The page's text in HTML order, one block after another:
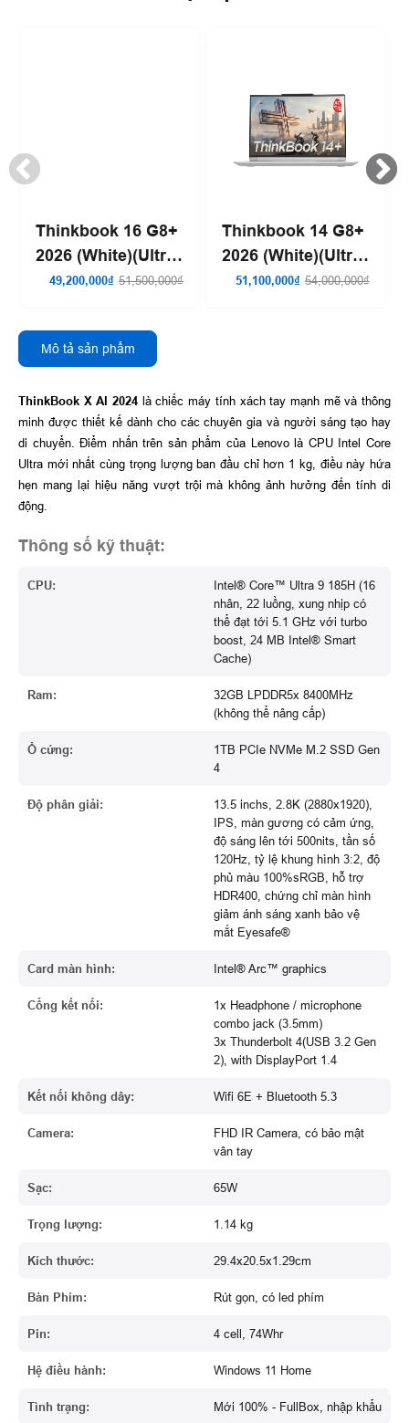
Thinkbook 16 G8+
2026 (White)(Ultra
X9-388H| 32GB51,500,000₫
49,200,000₫
Thinkbook 14 G8+
2026 (White)(Ultra
X9-388H| 32GB54,000,000₫
51,100,000₫
Mô tả sản phẩm
ThinkBook X AI 2024 là chiếc máy tính xách tay mạnh mẽ và thông
minh được thiết kế dành cho các chuyên gia và người sáng tạo hay
di chuyển. Điểm nhấn trên sản phẩm của Lenovo là CPU Intel Core
Ultra mới nhất cùng trọng lượng ban đầu chỉ hơn 1 kg, điều này hứa
hẹn mang lại hiệu năng vượt trội mà không ảnh hưởng đến tính di
động.
Thông số kỹ thuật:
CPU:
Intel® Core™ Ultra 9 185H (16
nhân, 22 luồng, xung nhịp có
thể đạt tới 5.1 GHz với turbo
boost, 24 MB Intel® Smart
Cache)
Ram:
32GB LPDDR5x 8400MHz
(không thể nâng cấp)
Ổ cứng:
1TB PCIe NVMe M.2 SSD Gen
4
Độ phân giải:
13.5 inchs, 2.8K (2880x1920),
IPS, màn gương có cảm ứng,
độ sáng lên tới 500nits, tần số
120Hz, tỷ lệ khung hình 3:2, độ
phủ màu 100%sRGB, hỗ trợ
HDR400, chứng chỉ màn hình
giảm ánh sáng xanh bảo vệ
mắt Eyesafe®
Card màn hình: Intel® Arc™ graphics
Cổng kết nối:
1x Headphone / microphone
combo jack (3.5mm)
3x Thunderbolt 4(USB 3.2 Gen
2), with DisplayPort 1.4
Kết nối không dây: Wifi 6E + Bluetooth 5.3
Camera:
FHD IR Camera, có bảo mật
vân tay
Sạc: 65W
Trọng lượng: 1.14 kg
Kích thước: 29.4x20.5x1.29cm
Bàn Phím: Rút gọn, có led phím
Pin: 4 cell, 74Whr
Hệ điều hành: Windows 11 Home
Tình trạng: Mới 100% - FullBox, nhập khẩu